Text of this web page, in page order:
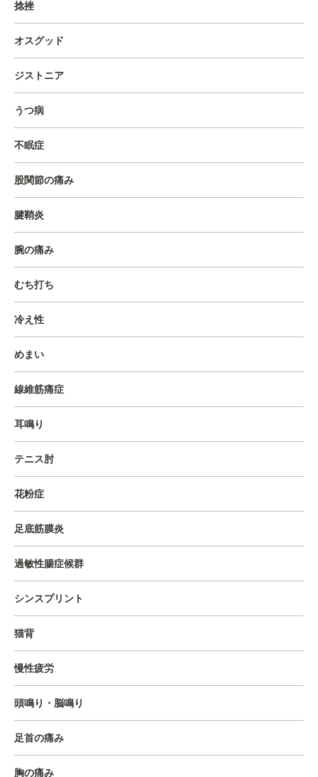
捻挫
オスグッド
ジストニア
うつ病
不眠症
股関節の痛み
腱鞘炎
腕の痛み
むち打ち
冷え性
めまい
線維筋痛症
耳鳴り
テニス肘
花粉症
足底筋膜炎
過敏性腸症候群
シンスプリント
猫背
慢性疲労
頭鳴り・脳鳴り
足首の痛み
胸の痛み